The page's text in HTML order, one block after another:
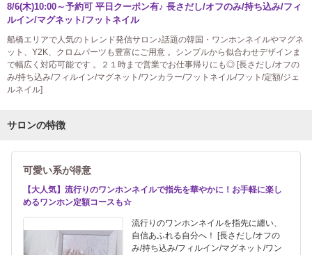
8/6(木)10:00～予約可 平日クーポン有♪ 長さだし/オフのみ/持ち込み/フィ
ルイン/マグネット/フットネイル
船橋エリアで人気のトレンド発信サロン♪話題の韓国・ワンホンネイルやマグネ
ット、Y2K、クロムパーツも豊富にご用意 。シンプルから似合わせデザインま
で幅広く対応可能です 。２１時まで営業でお仕事帰りにも◎ [長さだし/オフの
み/持ち込み/フィルイン/マグネット/ワンカラー/フットネイル/フット/定額/ジェ
ルネイル]
サロンの特徴
可愛い系が得意
【大人気】流行りのワンホンネイルで指先を華やかに！お手軽に楽し
めるワンホン定額コースも☆
流行りのワンホンネイルを指先に纏い、
自信あふれる自分へ！ [長さだし/オフの
み/持ち込み/フィルイン/マグネット/ワン